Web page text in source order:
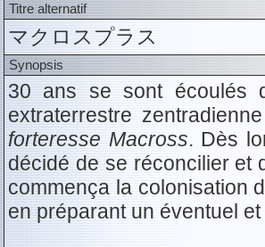
Titre alternatif
マクロスプラス
Synopsis
30 ans se sont écoulés
extraterrestre
forteresse Macross. Dès
décidé de se réconcilier et
commença la colonisation
en préparant un éventuel